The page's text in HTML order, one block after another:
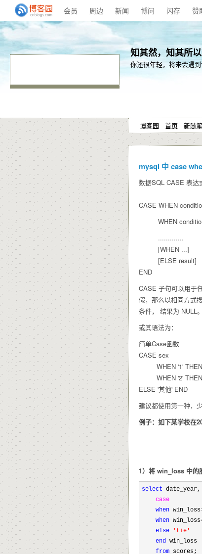
会员 周边 新闻 博问 闪存 赞
知其然，知其所
你还很年轻，将来会遇
博客园 首页 新随
mysql 中 case
数据SQL CASE 表达
CASE WHEN
WHEN condition
.............
[WHEN ...]
[ELSE result]
END
CASE 子句可以用于
假，那么以相同方式
条件， 结果为 NULL。
或其语法为：
简单Case函数
CASE sex
WHEN '1' THEN
WHEN '2' THEN
ELSE '其他' END
建议都使用第一种，
例子：如下某学校在
1）将 win_loss 中的
select date_year,
case
when win_loss
when win_loss
else
' tie '
end win_loss
from scores;